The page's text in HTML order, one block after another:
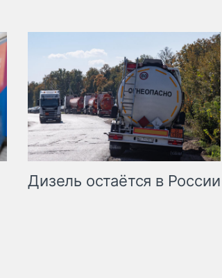
Дизель остаётся в России